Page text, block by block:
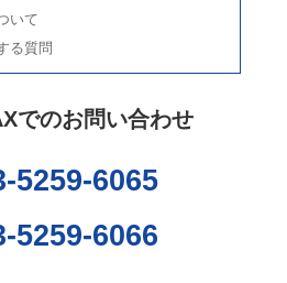
いて
る質問
でのお問い合わせ
5259-6065
5259-6066